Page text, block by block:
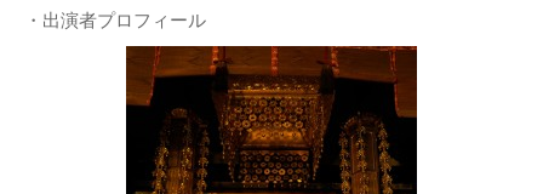
・出演者プロフィール